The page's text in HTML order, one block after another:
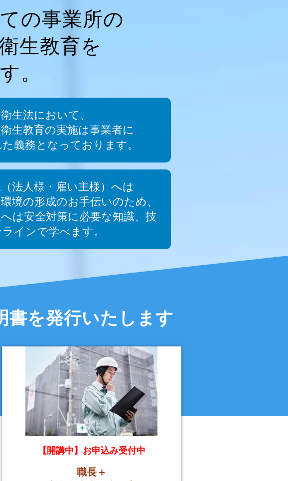
の事業所の
生教育を
。
生法において、
生教育の実施は事業者に
義務となっております。
法人様・雇い主様）へは
境の形成のお手伝いのため、
は安全対策に必要な知識、技
インで学べます。
書を発行いたします
【開講中】お申込み受付中
職長＋